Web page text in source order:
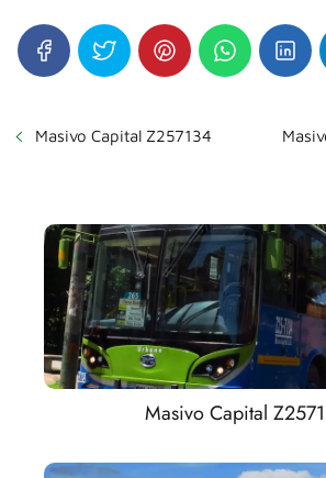
Masivo Capital Z257134
Masivo Capital